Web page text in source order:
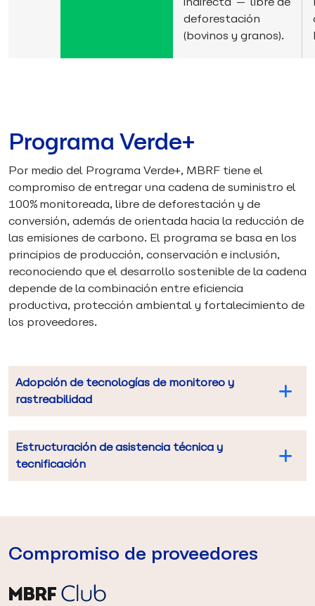
deforestación
(bovinos y granos).
Programa Verde+
Por medio del Programa Verde+, MBRF tiene el
compromiso de entregar una cadena de suministro el
100% monitoreada, libre de deforestación y de
conversión, además de orientada hacia la reducción de
las emisiones de carbono. El programa se basa en los
principios de producción, conservación e inclusión,
reconociendo que el desarrollo sostenible de la cadena
depende de la combinación entre eficiencia
productiva, protección ambiental y fortalecimiento de
los proveedores.
Adopción de tecnologías de monitoreo y
rastreabilidad
Estructuración de asistencia técnica y
tecnificación
Compromiso de proveedores